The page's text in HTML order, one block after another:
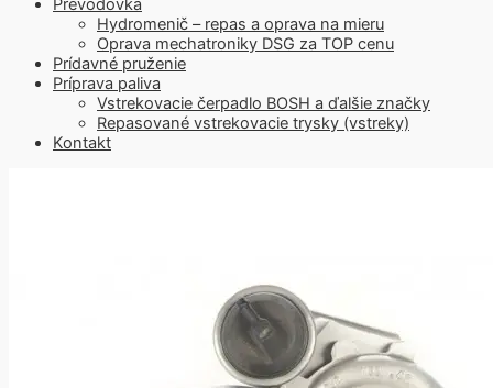
Prevodovka
Hydromenič – repas a oprava na mieru
Oprava mechatroniky DSG za TOP cenu
Prídavné pruženie
Príprava paliva
Vstrekovacie čerpadlo BOSH a ďalšie značky
Repasované vstrekovacie trysky (vstreky)
Kontakt